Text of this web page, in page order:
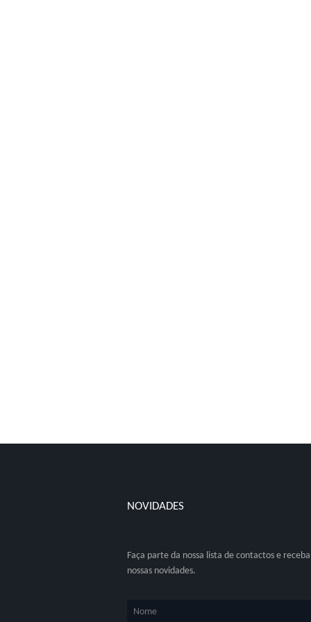
NOVIDADES
Faça parte da nossa lista de contactos e
nossas novidades.